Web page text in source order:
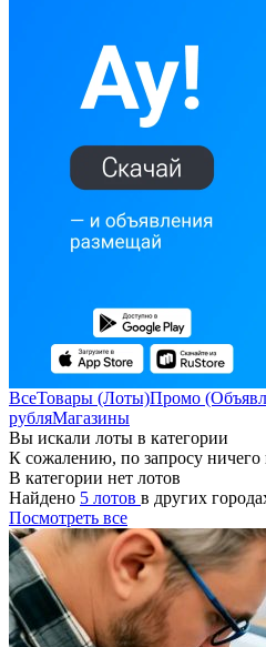
ВсеТовары (Лоты)Промо
рубляМагазины
Вы искали лоты в категории
К сожалению, по запросу ничего
В категории нет лотов
Найдено 5 лотов в других
Посмотреть все